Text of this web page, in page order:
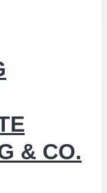
& CO.